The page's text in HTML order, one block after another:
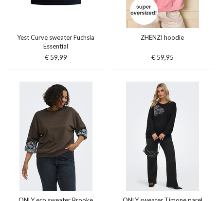
Yest Curve sweater Fuchsia
Essential
€ 59,99
ZHENZI hoodie
€ 59,95